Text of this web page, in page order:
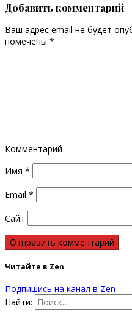
Добавить комментарий
Ваш адрес email не будет
помечены *
Комментарий
Имя *
Email *
Сайт
Читайте в Zen
Подпишись на канал в Zen
Найти: